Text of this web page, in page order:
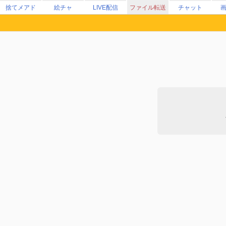
捨てメアド 絵チャ LIVE配信 ファイル転送 チャット